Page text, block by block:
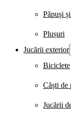
Păpuși
Plușuri
Jucării exterior
Biciclete
Căști de
Jucării